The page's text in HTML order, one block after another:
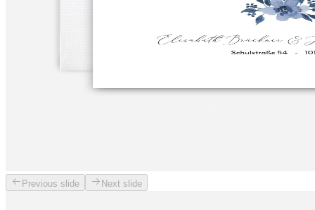
Previous slide Next slide